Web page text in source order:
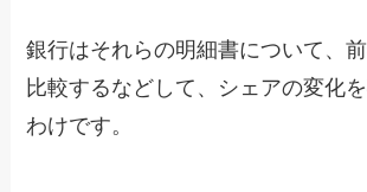
銀行はそれらの明細書について、
比較するなどして、シェアの変化
わけです。